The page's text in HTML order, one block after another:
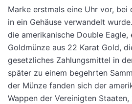
Marke erstmals eine Uhr vor, bei
in ein Gehäuse verwandelt
die amerikanische Double
Goldmünze aus 22 Karat Gold,
gesetzliches Zahlungsmittel in
später zu einem begehrten
der Münze fanden sich der
Wappen der Vereinigten